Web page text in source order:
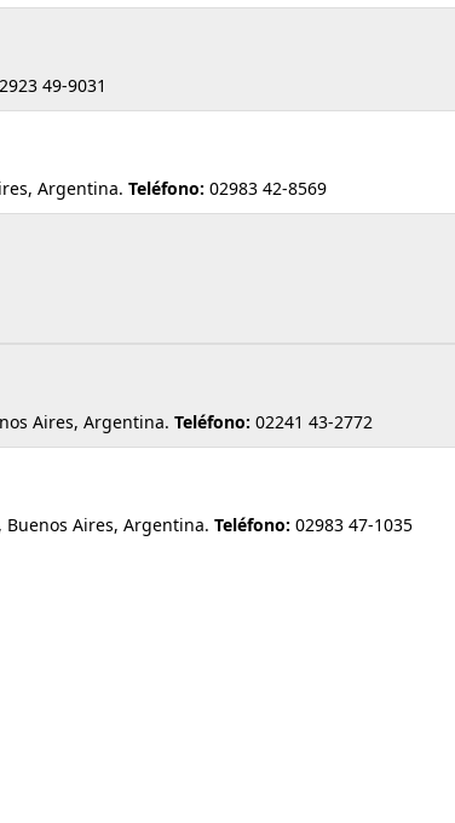
49-9031
Argentina. Teléfono: 02983 42-8569
Aires, Argentina. Teléfono: 02241 43-2772
Buenos Aires, Argentina. Teléfono: 02983 47-1035